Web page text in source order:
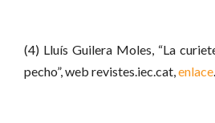
(4) Lluís Guilera Moles, “La
pecho”, web revistes.iec.cat,enlace.